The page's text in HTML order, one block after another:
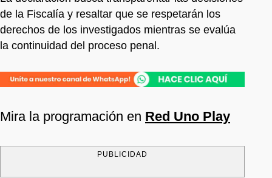
de la Fiscalía y resaltar que se respetarán los
derechos de los investigados mientras se evalúa
la continuidad del proceso penal.
Mira la programación en Red Uno Play
PUBLICIDAD